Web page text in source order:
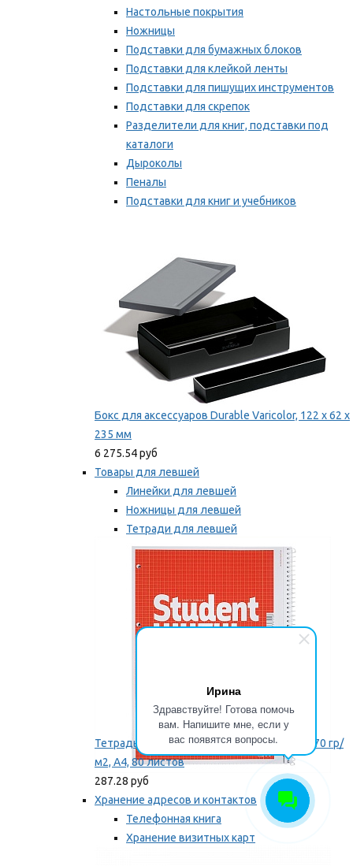
Ирина
Здравствуйте! Готова помочь
вам. Напишите мне, если у
вас появятся вопросы.
Настольные покрытия
Ножницы
Подставки для бумажных блоков
Подставки для клейкой ленты
Подставки для пишущих инструментов
Подставки для скрепок
Разделители для книг, подставки под
каталоги
Дыроколы
Пеналы
Подставки для книг и учебников
Бокс для аксессуаров Durable Varicolor, 122 x 62 x
235 мм
6 275.54 руб
Товары для левшей
Линейки для левшей
Ножницы для левшей
Тетради для левшей
Точилки для левшей
Мы рекомендуем
Тетрадь для левши Brunnen, на пружине, 70 гр/
м2, А4, 80 листов
287.28 руб
Хранение адресов и контактов
Телефонная книга
Хранение визитных карт